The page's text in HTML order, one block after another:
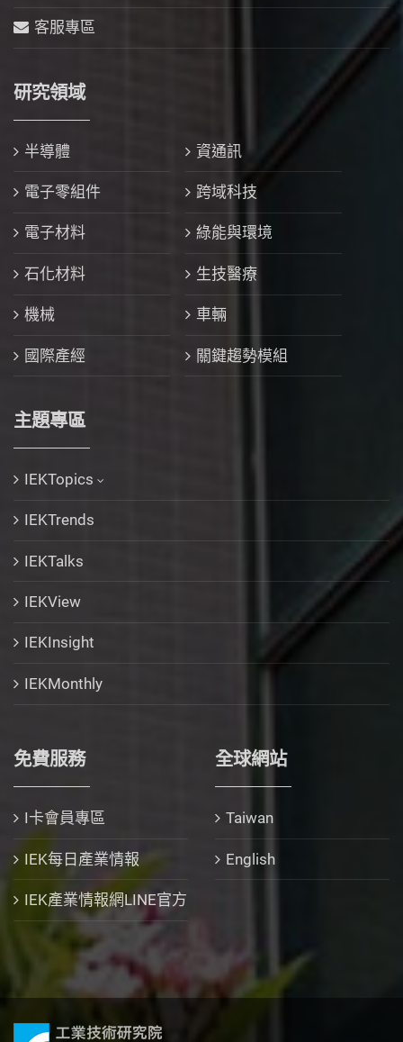
客服專區
研究領域
半導體 資通訊
電子零組件 跨域科技
電子材料 綠能與環境
石化材料 生技醫療
機械 車輛
國際產經 關鍵趨勢模組
主題專區
IEKTopics
IEKTrends
IEKTalks
IEKView
IEKInsight
IEKMonthly
免費服務
I卡會員專區
IEK每日產業情報
IEK產業情報網LINE官方
全球網站
Taiwan
English